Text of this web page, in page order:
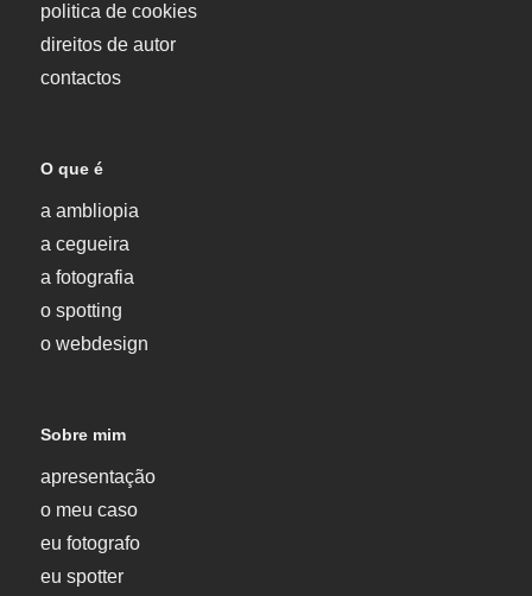
politica de cookies
direitos de autor
contactos
O que é
a ambliopia
a cegueira
a fotografia
o spotting
o webdesign
Sobre mim
apresentação
o meu caso
eu fotografo
eu spotter